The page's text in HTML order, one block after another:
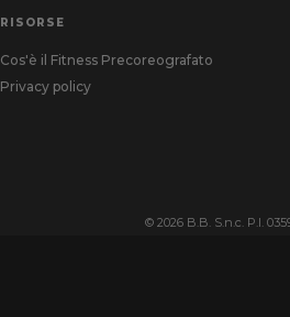
RISORSE
Cos'è il Fitness Precoreografato
Privacy policy
© 2026 B.B. S.n.c. P.I.